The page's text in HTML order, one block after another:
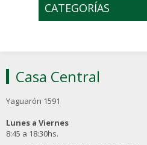
CATEGORÍAS
Casa Central
Yaguarón 1591
Lunes a Viernes
8:45 a 18:30hs.